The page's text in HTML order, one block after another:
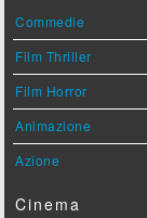
Commedie
Film Thriller
Film Horror
Animazione
Azione
Cinema